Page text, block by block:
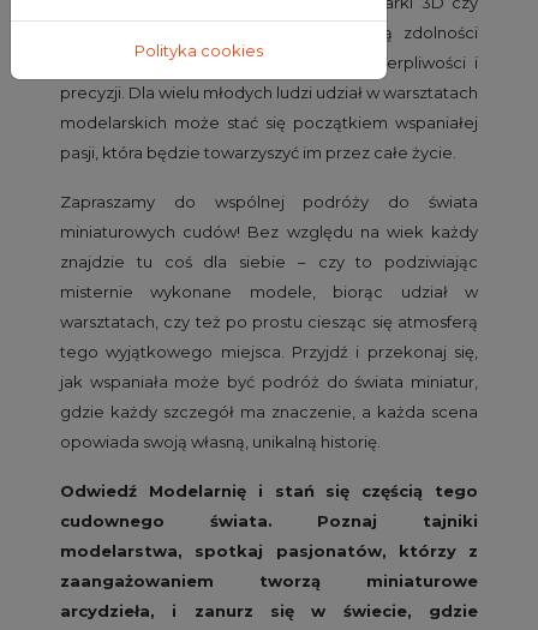
laserowe wycinarki. Zajęcia te rozwijają zdolności
manualne i techniczne, a także uczą cierpliwości i
precyzji. Dla wielu młodych ludzi udział w warsztatach
modelarskich może stać się początkiem wspaniałej
pasji, która będzie towarzyszyć im przez całe życie.
Zapraszamy do wspólnej podróży do świata
miniaturowych cudów! Bez względu na wiek każdy
znajdzie tu coś dla siebie – czy to podziwiając
misternie wykonane modele, biorąc udział w
warsztatach, czy też po prostu ciesząc się atmosferą
tego wyjątkowego miejsca. Przyjdź i przekonaj się,
jak wspaniała może być podróż do świata miniatur,
gdzie każdy szczegół ma znaczenie, a każda scena
opowiada swoją własną, unikalną historię.
Odwiedź Modelarnię i stań się częścią tego
cudownego świata. Poznaj tajniki
modelarstwa, spotkaj pasjonatów, którzy z
zaangażowaniem tworzą miniaturowe
arcydzieła, i zanurz się w świecie, gdzie
Polityka cookies